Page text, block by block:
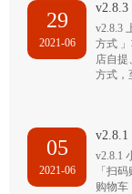
29
2021-06
v2.8.3
方式
店自提
方式
05
2021-06
v2.8.1
「扫
购物车